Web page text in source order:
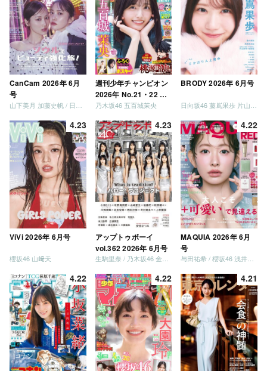
CanCam 2026年 6月
号
週刊少年チャンピオン
2026年 No.21・22 合
併号
乃木坂46 五百城茉央
BRODY 2026年 6月号
4.23
ViVi 2026年 6月号
櫻坂46 山﨑天
4.23
アップトゥボーイ
vol.362 2026年 6月号
生駒里奈 / 乃木坂46 金川紗耶 森平麗心
4.22
MAQUIA 2026年 6月
号
与田祐希 / 櫻坂46 浅井恋乃未
4.22 4.22 4.21